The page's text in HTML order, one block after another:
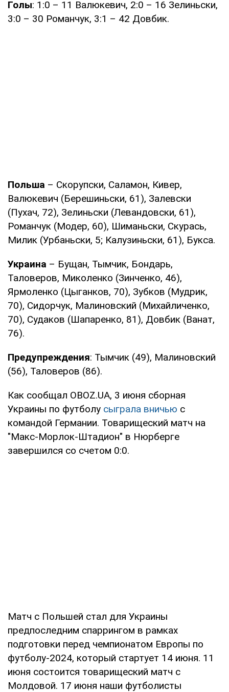
Голы: 1:0 – 11 Валюкевич, 2:0 – 16 Зелиньски,
3:0 – 30 Романчук, 3:1 – 42 Довбик.
Польша – Скорупски, Саламон, Кивер,
Валюкевич (Берешиньски, 61), Залевски
(Пухач, 72), Зелиньски (Левандовски, 61),
Романчук (Модер, 60), Шиманьски, Скурась,
Милик (Урбаньски, 5; Калузиньски, 61), Букса.
Украина – Бущан, Тымчик, Бондарь,
Таловеров, Миколенко (Зинченко, 46),
Ярмоленко (Цыганков, 70), Зубков (Мудрик,
70), Сидорчук, Малиновский (Михайличенко,
70), Судаков (Шапаренко, 81), Довбик (Ванат,
76).
Предупреждения: Тымчик (49), Малиновский
(56), Таловеров (86).
Как сообщал OBOZ.UA, 3 июня сборная
Украины по футболу сыграла вничью с
командой Германии. Товарищеский матч на
"Макс-Морлок-Штадион" в Нюрберге
завершился со счетом 0:0.
Матч с Польшей стал для Украины
предпоследним спаррингом в рамках
подготовки перед чемпионатом Европы по
футболу-2024, который стартует 14 июня. 11
июня состоится товарищеский матч с
Молдовой. 17 июня наши футболисты